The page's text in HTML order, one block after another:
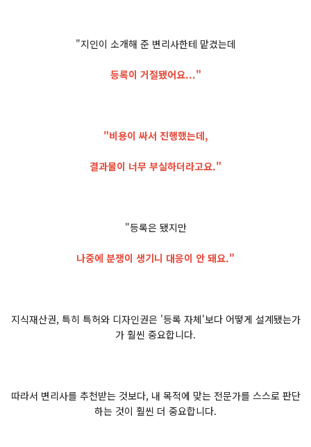
"지인이 소개해 준 변리사한테 맡겼는데
등록이 거절됐어요..."
"비용이 싸서 진행했는데,
결과물이 너무 부실하더라고요."
"등록은 됐지만
나중에 분쟁이 생기니 대응이 안 돼요."
지식재산권, 특히 특허와 디자인권은 '등록 자체'보다 어떻게 설계됐는가
가 훨씬 중요합니다.
따라서 변리사를 추천받는 것보다, 내 목적에 맞는 전문가를 스스로 판단
하는 것이 훨씬 더 중요합니다.